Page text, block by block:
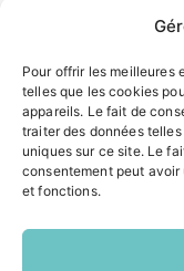
Pour offrir les meilleures
telles que les cookies
appareils. Le fait de
traiter des données
uniques sur ce site. Le
consentement peut
et fonctions.
8h30 – 12h00 /
8h30 – 12h00 /
ACCÉS
Contacter la mairie
Pôle santé
Le Saucatais
Formalités